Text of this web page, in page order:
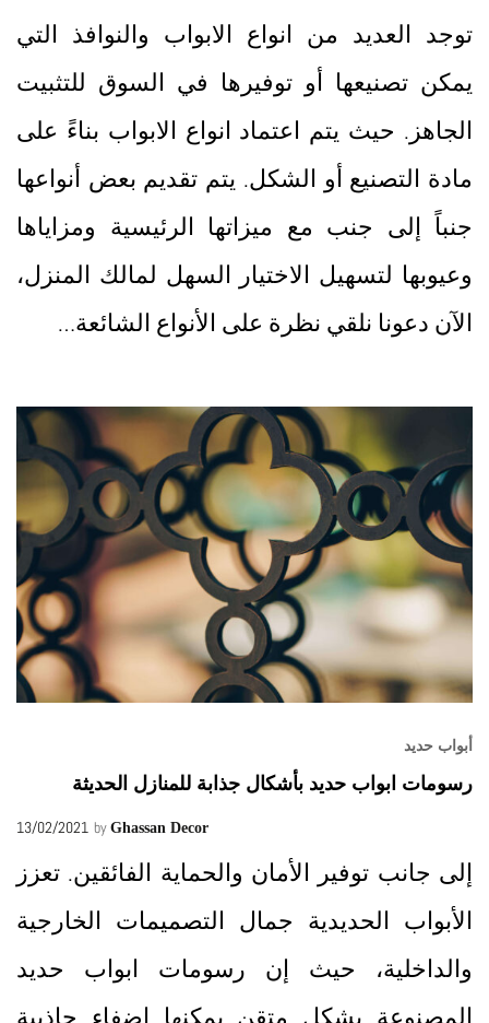
توجد العديد من انواع الابواب والنوافذ التي
يمكن تصنيعها أو توفيرها في السوق للتثبيت
الجاهز. حيث يتم اعتماد انواع الابواب بناءً على
مادة التصنيع أو الشكل. يتم تقديم بعض أنواعها
جنباً إلى جنب مع ميزاتها الرئيسية ومزاياها
وعيوبها لتسهيل الاختيار السهل لمالك المنزل،
الآن دعونا نلقي نظرة على الأنواع الشائعة…
أبواب حديد
رسومات ابواب حديد بأشكال جذابة للمنازل الحديثة
13/02/2021 by Ghassan Decor
إلى جانب توفير الأمان والحماية الفائقين. تعزز
الأبواب الحديدية جمال التصميمات الخارجية
والداخلية، حيث إن رسومات ابواب حديد
المصنوعة بشكل متقن يمكنها إضفاء جاذبية